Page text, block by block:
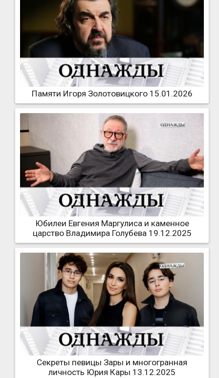
Памяти Игоря Золотовицкого 15.01.2026
Юбилеи Евгения Маргулиса и каменное
царство Владимира Голубева 19.12.2025
Секреты певицы Зары и многогранная
личность Юрия Кары 13.12.2025